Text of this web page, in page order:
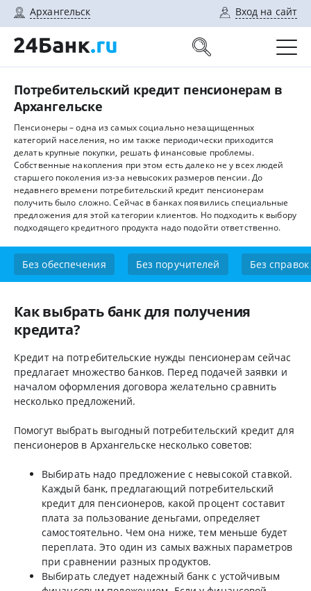
Архангельск Вход на сайт
Потребительский кредит пенсионерам в
Архангельске
Пенсионеры – одна из самых социально незащищенных
категорий населения, но им также периодически приходится
делать крупные покупки, решать финансовые проблемы.
Собственные накопления при этом есть далеко не у всех людей
старшего поколения из-за невысоких размеров пенсии. До
недавнего времени потребительский кредит пенсионерам
получить было сложно. Сейчас в банках появились специальные
предложения для этой категории клиентов. Но подходить к выбору
подходящего кредитного продукта надо подойти ответственно.
Без обеспечения Без поручителей Без справок
Как выбрать банк для получения
кредита?
Кредит на потребительские нужды пенсионерам сейчас
предлагает множество банков. Перед подачей заявки и
началом оформления договора желательно сравнить
несколько предложений.
Помогут выбрать выгодный потребительский кредит для
пенсионеров в Архангельске несколько советов:
Выбирать надо предложение с невысокой ставкой.
Каждый банк, предлагающий потребительский
кредит для пенсионеров, какой процент составит
плата за пользование деньгами, определяет
самостоятельно. Чем она ниже, тем меньше будет
переплата. Это один из самых важных параметров
при сравнении разных продуктов.
Выбирать следует надежный банк с устойчивым